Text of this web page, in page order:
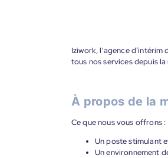
Iziwork, l'agence
tous nos services depuis
À propos de la
Ce que nous vous offrons :
Un poste stimulant
Un environnement